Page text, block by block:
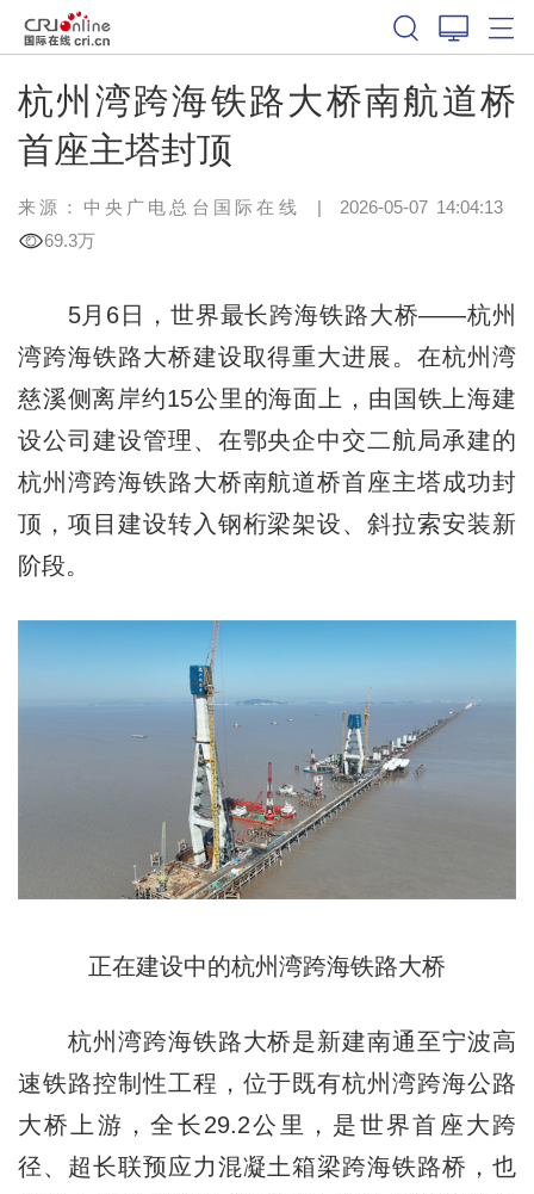
杭州湾跨海铁路大桥南航道桥
首座主塔封顶
来源：中央广电总台国际在线 | 2026-05-07 14:04:13
69.3万
5月6日，世界最长跨海铁路大桥——杭州
湾跨海铁路大桥建设取得重大进展。在杭州湾
慈溪侧离岸约15公里的海面上，由国铁上海建
设公司建设管理、在鄂央企中交二航局承建的
杭州湾跨海铁路大桥南航道桥首座主塔成功封
顶，项目建设转入钢桁梁架设、斜拉索安装新
阶段。
正在建设中的杭州湾跨海铁路大桥
杭州湾跨海铁路大桥是新建南通至宁波高
速铁路控制性工程，位于既有杭州湾跨海公路
大桥上游，全长29.2公里，是世界首座大跨
径、超长联预应力混凝土箱梁跨海铁路桥，也